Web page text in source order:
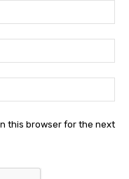
this browser for the next